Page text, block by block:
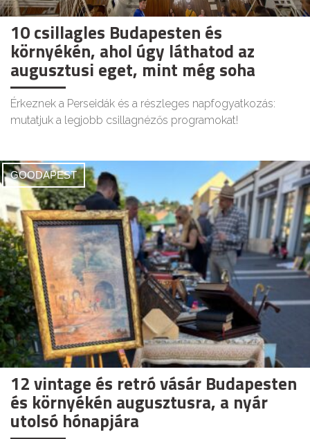
10 csillagles Budapesten és
környékén, ahol úgy láthatod az
augusztusi eget, mint még soha
Érkeznek a Perseidák és a részleges napfogyatkozás:
mutatjuk a legjobb csillagnézős programokat!
GOODAPEST
12 vintage és retró vásár Budapesten
és környékén augusztusra, a nyár
utolsó hónapjára